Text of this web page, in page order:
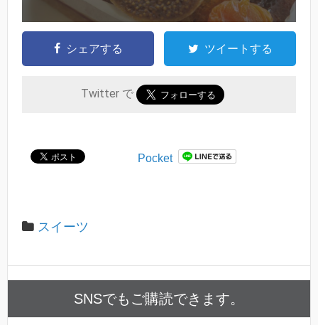
シェアする ツイートする
Twitter で
Pocket
スイーツ
SNSでもご購読できます。